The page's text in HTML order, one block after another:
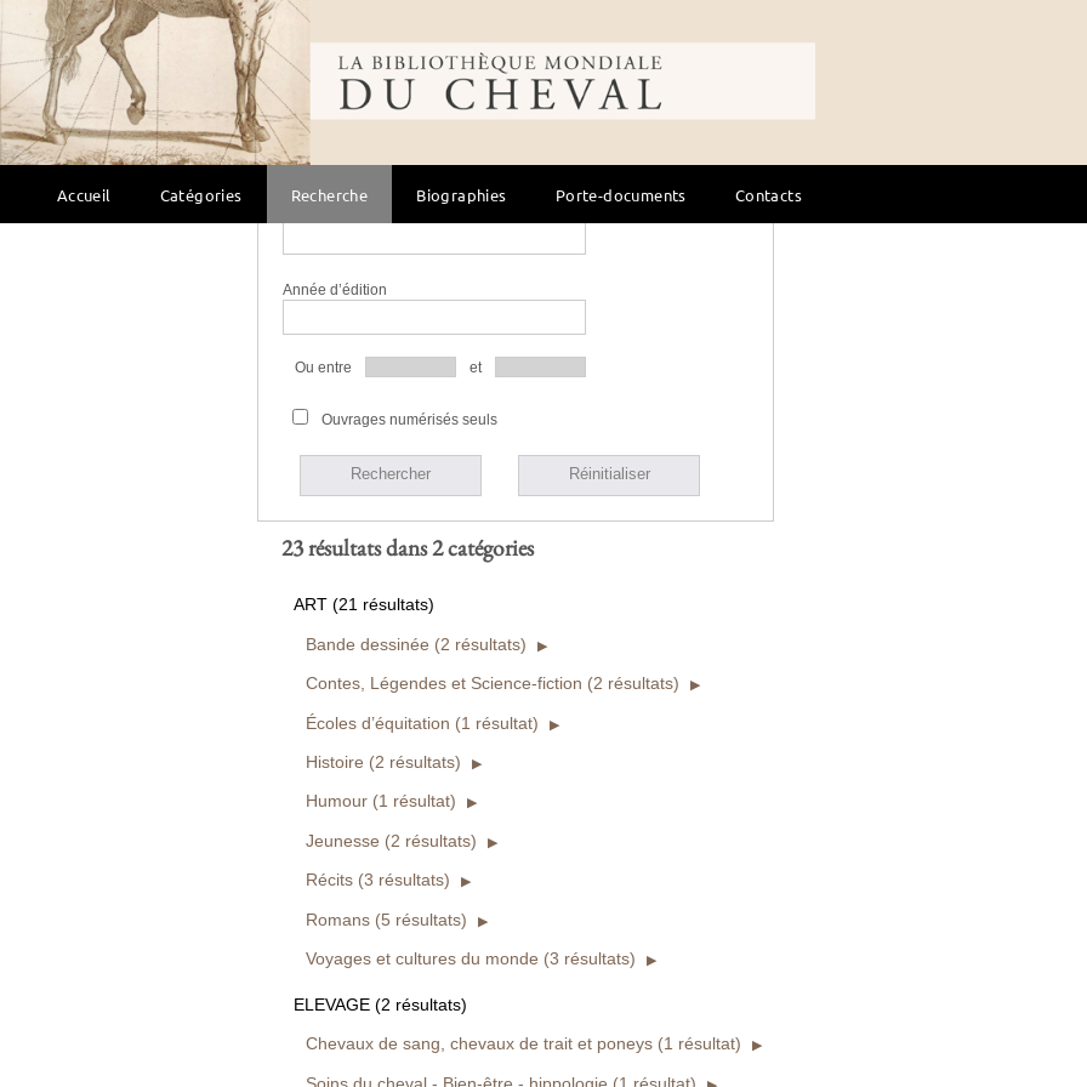
Bibliothèque mondiale du cheval
Accueil Catégories Recherche Biographies Porte-documents Contacts
Bibliothèque
Année d’édition
Ou entre et
Ouvrages numérisés seuls
Rechercher Réinitialiser
23 résultats dans 2 catégories
ART (21 résultats)
Bande dessinée (2 résultats)
Contes, Légendes et Science-fiction (2 résultats)
Écoles d’équitation (1 résultat)
Histoire (2 résultats)
Humour (1 résultat)
Jeunesse (2 résultats)
Récits (3 résultats)
Romans (5 résultats)
Voyages et cultures du monde (3 résultats)
ELEVAGE (2 résultats)
Chevaux de sang, chevaux de trait et poneys (1 résultat)
Soins du cheval - Bien-être - hippologie (1 résultat)